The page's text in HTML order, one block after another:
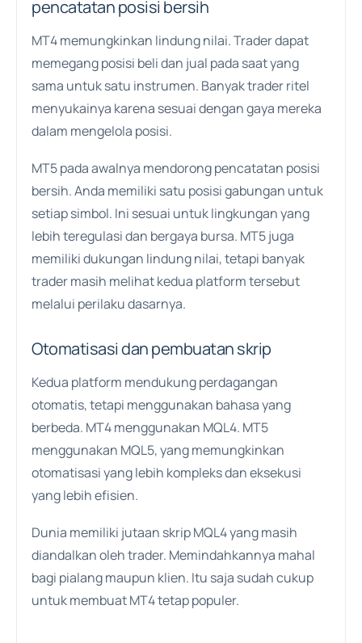
pencatatan posisi bersih
MT4 memungkinkan lindung nilai. Trader dapat
memegang posisi beli dan jual pada saat yang
sama untuk satu instrumen. Banyak trader ritel
menyukainya karena sesuai dengan gaya mereka
dalam mengelola posisi.
MT5 pada awalnya mendorong pencatatan posisi
bersih. Anda memiliki satu posisi gabungan untuk
setiap simbol. Ini sesuai untuk lingkungan yang
lebih teregulasi dan bergaya bursa. MT5 juga
memiliki dukungan lindung nilai, tetapi banyak
trader masih melihat kedua platform tersebut
melalui perilaku dasarnya.
Otomatisasi dan pembuatan skrip
Kedua platform mendukung perdagangan
otomatis, tetapi menggunakan bahasa yang
berbeda. MT4 menggunakan MQL4. MT5
menggunakan MQL5, yang memungkinkan
otomatisasi yang lebih kompleks dan eksekusi
yang lebih efisien.
Dunia memiliki jutaan skrip MQL4 yang masih
diandalkan oleh trader. Memindahkannya mahal
bagi pialang maupun klien. Itu saja sudah cukup
untuk membuat MT4 tetap populer.